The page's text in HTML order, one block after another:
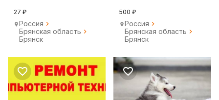
27 ₽
Россия
Брянская область
Брянск
500 ₽
Россия
Брянская область
Брянск